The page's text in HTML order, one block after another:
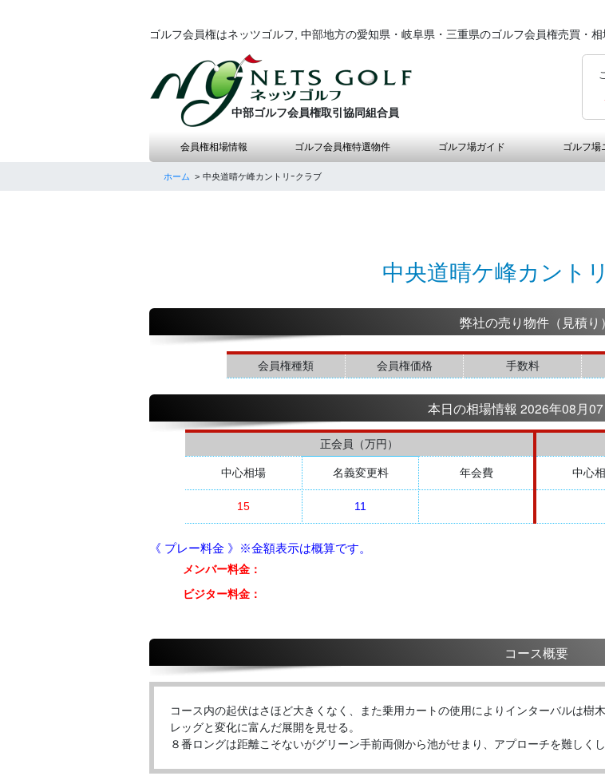
ゴルフ会員権はネッツゴルフ, 中部地方の愛知県・岐阜県・三重県のゴルフ会員権売買・
中部ゴルフ会員権取引協同組合員
会員権相場情報 ゴルフ会員権特選物件 ゴルフ場ガイド ゴルフ場
ホーム 中央道晴ケ峰カントリｰクラブ
中央道晴ケ峰カント
弊社の売り物件（見積り）
会員権種類 会員権価格 手数料
本日の相場情報 2026年08月
正会員（万円）
中心相場 名義変更料 年会費 中心
15 11
《 プレー料金 》※金額表示は概算です。
メンバー料金：
ビジター料金：
コース概要
コース内の起伏はさほど大きくなく、また乗用カートの使用によりインターバルは樹
レッグと変化に富んだ展開を見せる。
８番ロングは距離こそないがグリーン手前両側から池がせまり、アプローチを難しくし